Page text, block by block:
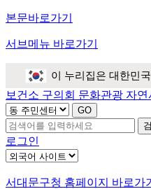
본문바로가기
서브메뉴 바로가기
이 누리집은 대한민
보건소 구의회 문화관광 자연
로그인
서대문구청 홈페이지 바로가기